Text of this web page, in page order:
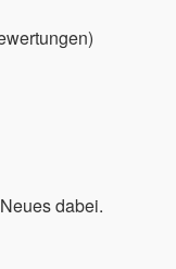
dabei.